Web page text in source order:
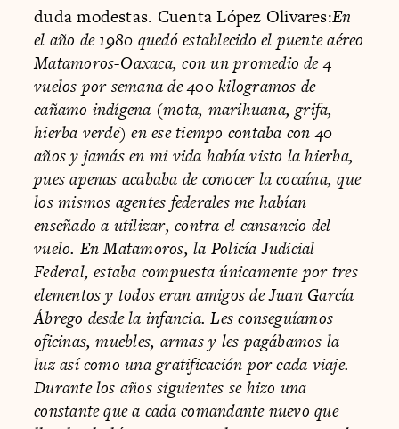
duda modestas. Cuenta López Olivares:En
el año de 1980 quedó establecido el puente aéreo
Matamoros-Oaxaca, con un promedio de 4
vuelos por semana de 400 kilogramos de
cañamo indígena (mota, marihuana, grifa,
hierba verde) en ese tiempo contaba con 40
años y jamás en mi vida había visto la hierba,
pues apenas acababa de conocer la cocaína, que
los mismos agentes federales me habían
enseñado a utilizar, contra el cansancio del
vuelo. En Matamoros, la Policía Judicial
Federal, estaba compuesta únicamente por tres
elementos y todos eran amigos de Juan García
Ábrego desde la infancia. Les conseguíamos
oficinas, muebles, armas y les pagábamos la
luz así como una gratificación por cada viaje.
Durante los años siguientes se hizo una
constante que a cada comandante nuevo que